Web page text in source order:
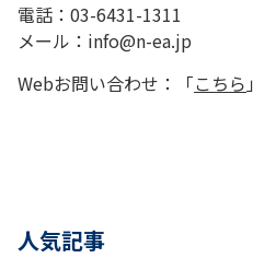
電話：03-6431-1311
メール：info@n-ea.jp
Webお問い合わせ：「こちら 」
人気記事